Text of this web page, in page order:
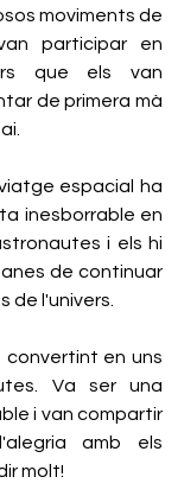
moviments de
participar en
que els van
de primera mà
espacial ha
inesborrable en
i els hi
de continuar
de l'univers.
en uns
Va ser una
i van compartir
amb els
molt!